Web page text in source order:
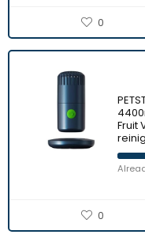
0
Fruit
0